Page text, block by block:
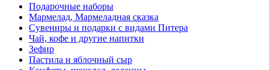
Подарочные наборы
Мармелад, Мармеладная сказка
Сувениры и подарки с видами Питера
Чай, кофе и другие напитки
Зефир
Пастила и яблочный сыр